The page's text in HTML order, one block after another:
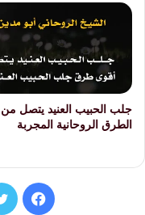
جلب الحبيب العنيد يتصل
الطرق الروحانية المجربة